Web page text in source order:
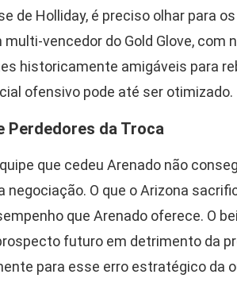
de Holliday, é preciso olhar para
multi-vencedor do Gold Glove, com
historicamente amigáveis para
ofensivo pode até ser otimizado.
Perdedores da Troca
que cedeu Arenado não
negociação. O que o Arizona
que Arenado oferece. O
futuro em detrimento da
para esse erro estratégico da